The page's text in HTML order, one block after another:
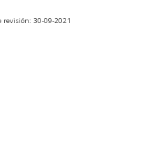
revisión: 30-09-2021